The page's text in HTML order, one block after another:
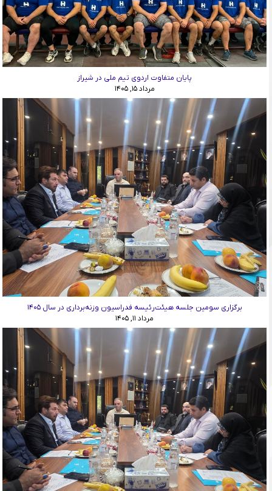
پایان متفاوت اردوی تیم ملی در شیراز
مرداد ۱۵, ۱۴۰۵
برگزاری سومین جلسه هیئت‌رئیسه فدراسیون وزنه‌برداری در سال ۱۴۰۵
مرداد ۱۱, ۱۴۰۵